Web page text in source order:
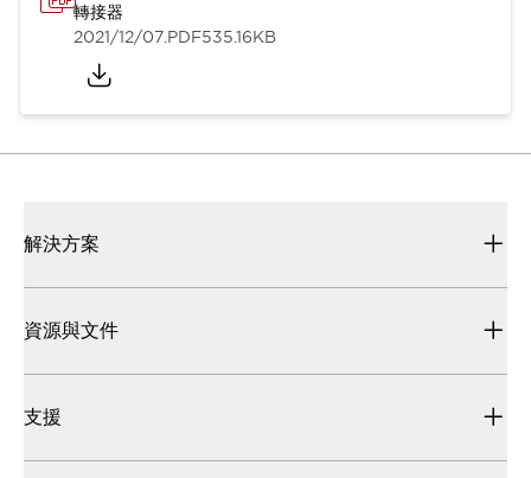
轉接器
2021/12/07.PDF535.16KB
解決方案
資源與文件
支援